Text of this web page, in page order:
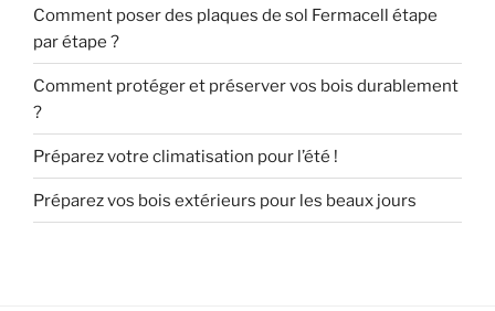
Comment poser des plaques de sol Fermacell étape
par étape ?
Comment protéger et préserver vos bois durablement
?
Préparez votre climatisation pour l’été !
Préparez vos bois extérieurs pour les beaux jours